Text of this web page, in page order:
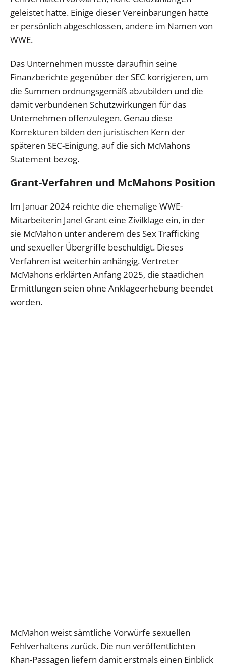
geleistet hatte. Einige dieser Vereinbarungen hatte
er persönlich abgeschlossen, andere im Namen von
WWE.
Das Unternehmen musste daraufhin seine
Finanzberichte gegenüber der SEC korrigieren, um
die Summen ordnungsgemäß abzubilden und die
damit verbundenen Schutzwirkungen für das
Unternehmen offenzulegen. Genau diese
Korrekturen bilden den juristischen Kern der
späteren SEC-Einigung, auf die sich McMahons
Statement bezog.
Grant-Verfahren und McMahons Position
Im Januar 2024 reichte die ehemalige WWE-
Mitarbeiterin Janel Grant eine Zivilklage ein, in der
sie McMahon unter anderem des Sex Trafficking
und sexueller Übergriffe beschuldigt. Dieses
Verfahren ist weiterhin anhängig. Vertreter
McMahons erklärten Anfang 2025, die staatlichen
Ermittlungen seien ohne Anklageerhebung beendet
worden.
McMahon weist sämtliche Vorwürfe sexuellen
Fehlverhaltens zurück. Die nun veröffentlichten
Khan-Passagen liefern damit erstmals einen Einblick